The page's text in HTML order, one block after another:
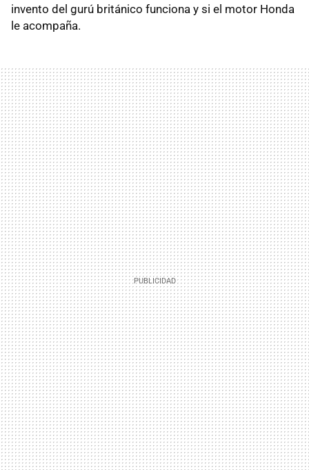
invento del gurú británico funciona y si el motor Honda
le acompaña.